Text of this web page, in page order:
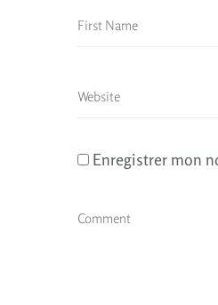
Enregistrer mon